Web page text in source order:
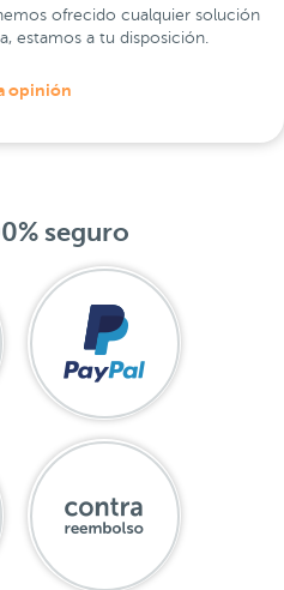
ofrecido cualquier solución
estamos a tu disposición.
opinión
seguro